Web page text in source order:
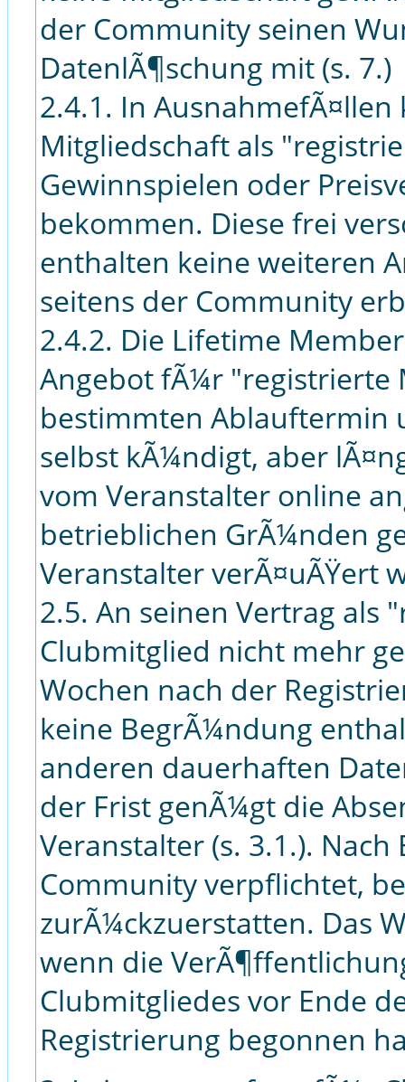
der Community seinen
DatenlÃ¶schung mit (s. 7.)
2.4.1. In
Mitgliedschaft als
Gewinnspielen oder
bekommen. Diese frei
enthalten keine weiteren
seitens der Community
2.4.2. Die Lifetime
Angebot fÃ¼r "registrierte
bestimmten Ablauftermin
selbst kÃ¼ndigt, aber
vom Veranstalter online
betrieblichen GrÃ¼nden
Veranstalter verÃ¤uÃŸert
2.5. An seinen Vertrag als
Clubmitglied nicht mehr
Wochen nach der
keine BegrÃ¼ndung
anderen dauerhaften
der Frist genÃ¼gt die
Veranstalter (s. 3.1.).
Community verpflichtet,
zurÃ¼ckzuerstatten. Das
wenn die
Clubmitgliedes vor Ende
Registrierung begonnen